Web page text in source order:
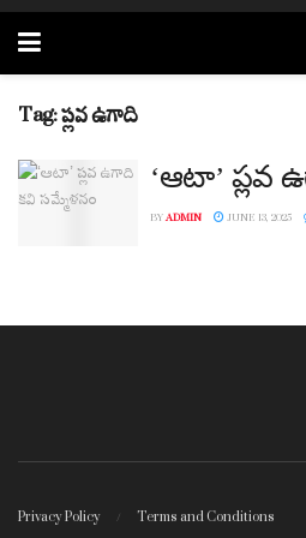
Tag:ప్లవ ఉగాది
‘ఆటా’ ప్లవ
BYADMIN JUNE 13, 2025
Privacy Policy Terms and Conditions